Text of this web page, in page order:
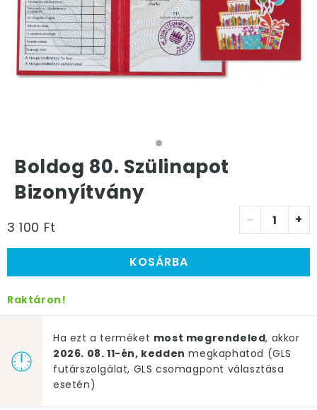
Boldog 80. Szülinapot
Bizonyítvány
3 100 Ft - +
KOSÁRBA
Raktáron!
Ha ezt a terméket most megrendeled, akkor
2026. 08. 11-én, kedden megkaphatod (GLS
futárszolgálat, GLS csomagpont választása
esetén)